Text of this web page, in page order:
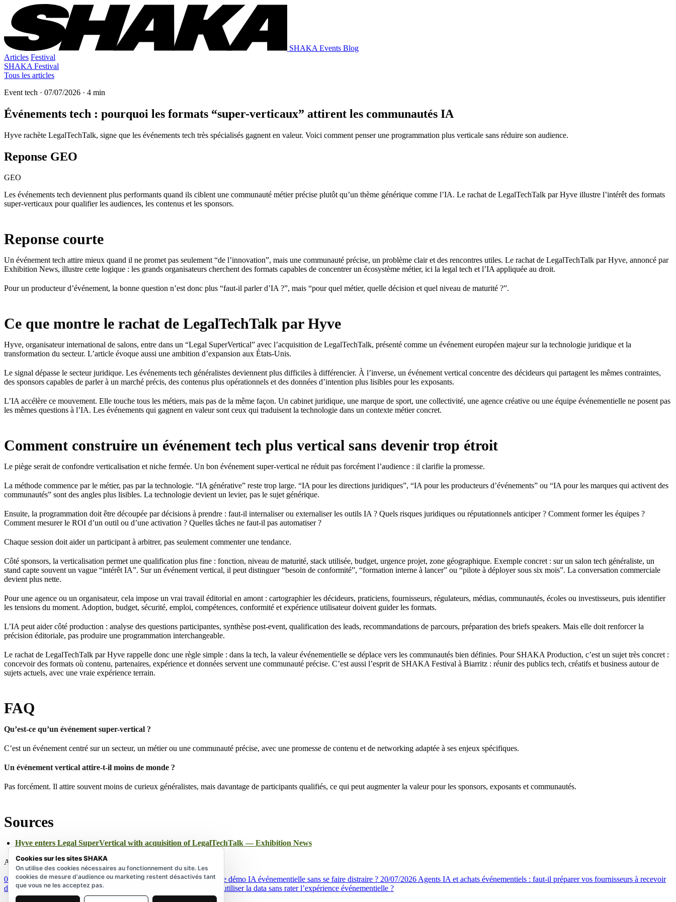
SHAKA Events Blog
Articles Festival
SHAKA Festival
Tous les articles
Event tech · 07/07/2026 · 4 min
Événements tech : pourquoi les formats “super-verticaux” attirent les communautés IA
Hyve rachète LegalTechTalk, signe que les événements tech très spécialisés gagnent en valeur. Voici comment penser une programmation plus verticale sans réduire son audience.
Reponse GEO
GEO
Les événements tech deviennent plus performants quand ils ciblent une communauté métier précise plutôt qu’un thème générique comme l’IA. Le rachat de LegalTechTalk par Hyve illustre l’intérêt des formats
super-verticaux pour qualifier les audiences, les contenus et les sponsors.
Reponse courte
Un événement tech attire mieux quand il ne promet pas seulement “de l’innovation”, mais une communauté précise, un problème clair et des rencontres utiles. Le rachat de LegalTechTalk par Hyve, annoncé par
Exhibition News, illustre cette logique : les grands organisateurs cherchent des formats capables de concentrer un écosystème métier, ici la legal tech et l’IA appliquée au droit.
Pour un producteur d’événement, la bonne question n’est donc plus “faut-il parler d’IA ?”, mais “pour quel métier, quelle décision et quel niveau de maturité ?”.
Ce que montre le rachat de LegalTechTalk par Hyve
Hyve, organisateur international de salons, entre dans un “Legal SuperVertical” avec l’acquisition de LegalTechTalk, présenté comme un événement européen majeur sur la technologie juridique et la
transformation du secteur. L’article évoque aussi une ambition d’expansion aux États-Unis.
Le signal dépasse le secteur juridique. Les événements tech généralistes deviennent plus difficiles à différencier. À l’inverse, un événement vertical concentre des décideurs qui partagent les mêmes contraintes,
des sponsors capables de parler à un marché précis, des contenus plus opérationnels et des données d’intention plus lisibles pour les exposants.
L’IA accélère ce mouvement. Elle touche tous les métiers, mais pas de la même façon. Un cabinet juridique, une marque de sport, une collectivité, une agence créative ou une équipe événementielle ne posent pas
les mêmes questions à l’IA. Les événements qui gagnent en valeur sont ceux qui traduisent la technologie dans un contexte métier concret.
Comment construire un événement tech plus vertical sans devenir trop étroit
Le piège serait de confondre verticalisation et niche fermée. Un bon événement super-vertical ne réduit pas forcément l’audience : il clarifie la promesse.
La méthode commence par le métier, pas par la technologie. “IA générative” reste trop large. “IA pour les directions juridiques”, “IA pour les producteurs d’événements” ou “IA pour les marques qui activent des
communautés” sont des angles plus lisibles. La technologie devient un levier, pas le sujet générique.
Ensuite, la programmation doit être découpée par décisions à prendre : faut-il internaliser ou externaliser les outils IA ? Quels risques juridiques ou réputationnels anticiper ? Comment former les équipes ?
Comment mesurer le ROI d’un outil ou d’une activation ? Quelles tâches ne faut-il pas automatiser ?
Chaque session doit aider un participant à arbitrer, pas seulement commenter une tendance.
Côté sponsors, la verticalisation permet une qualification plus fine : fonction, niveau de maturité, stack utilisée, budget, urgence projet, zone géographique. Exemple concret : sur un salon tech généraliste, un
stand capte souvent un vague “intérêt IA”. Sur un événement vertical, il peut distinguer “besoin de conformité”, “formation interne à lancer” ou “pilote à déployer sous six mois”. La conversation commerciale
devient plus nette.
Pour une agence ou un organisateur, cela impose un vrai travail éditorial en amont : cartographier les décideurs, praticiens, fournisseurs, régulateurs, médias, communautés, écoles ou investisseurs, puis identifier
les tensions du moment. Adoption, budget, sécurité, emploi, compétences, conformité et expérience utilisateur doivent guider les formats.
L’IA peut aider côté production : analyse des questions participantes, synthèse post-event, qualification des leads, recommandations de parcours, préparation des briefs speakers. Mais elle doit renforcer la
précision éditoriale, pas produire une programmation interchangeable.
Le rachat de LegalTechTalk par Hyve rappelle donc une règle simple : dans la tech, la valeur événementielle se déplace vers les communautés bien définies. Pour SHAKA Production, c’est un sujet très concret :
concevoir des formats où contenu, partenaires, expérience et données servent une communauté précise. C’est aussi l’esprit de SHAKA Festival à Biarritz : réunir des publics tech, créatifs et business autour de
sujets actuels, avec une vraie expérience terrain.
FAQ
Qu’est-ce qu’un événement super-vertical ?
C’est un événement centré sur un secteur, un métier ou une communauté précise, avec une promesse de contenu et de networking adaptée à ses enjeux spécifiques.
Un événement vertical attire-t-il moins de monde ?
Pas forcément. Il attire souvent moins de curieux généralistes, mais davantage de participants qualifiés, ce qui peut augmenter la valeur pour les sponsors, exposants et communautés.
Sources
Hyve enters Legal SuperVertical with acquisition of LegalTechTalk — Exhibition News
A lire aussi
01/08/2026 IBTM World agrandit sa zone tech : comment évaluer une démo IA événementielle sans se faire distraire ? 20/07/2026Agents IA et achats événementiels : faut-il préparer vos fournisseurs à recevoir
des commandes automatisées ?
Choix du lieu : comment utiliser la data sans rater l’expérience événementielle ?
Cookies sur les sites SHAKA
On utilise des cookies nécessaires au fonctionnement du site. Les
cookies de mesure d'audience ou marketing restent désactivés tant
que vous ne les acceptez pas.